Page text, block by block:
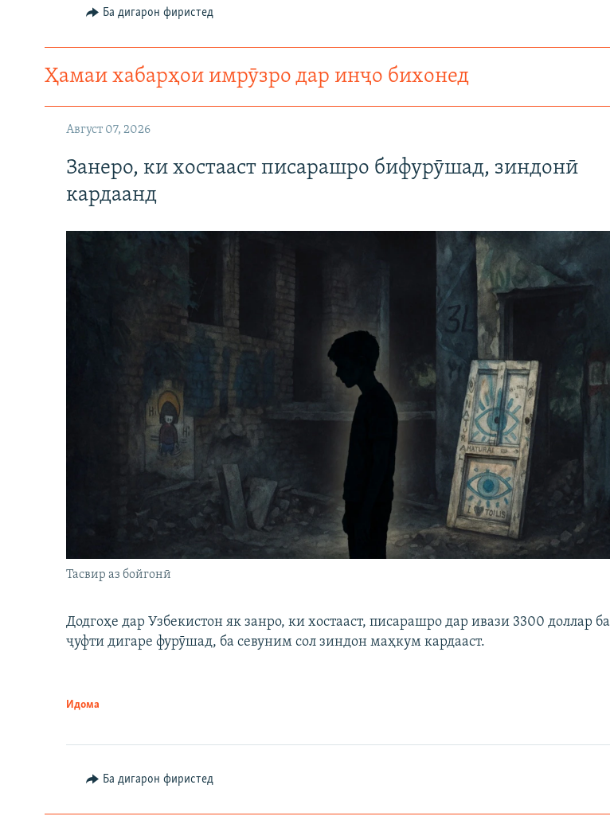
Ба дигарон фиристед
Ҳамаи хабарҳои имрӯзро дар инҷо бихонед
Август 07, 2026
Занеро, ки хостааст писарашро бифурӯшад, зиндонӣ
кардаанд
Тасвир аз бойгонӣ
Додгоҳе дар Узбекистон як занро, ки хостааст, писарашро дар ивази 3300 доллар ба
ҷуфти дигаре фурӯшад, ба севуним сол зиндон маҳкум кардааст.
Идома
Ба дигарон фиристед